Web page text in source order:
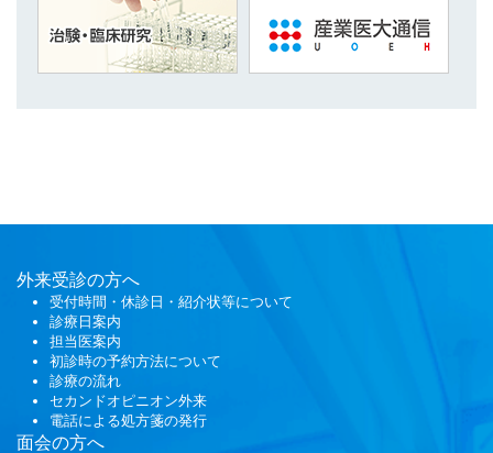
外来受診の方へ
受付時間・休診日・紹介状等について
診療日案内
担当医案内
初診時の予約方法について
診療の流れ
セカンドオピニオン外来
電話による処方箋の発行
面会の方へ